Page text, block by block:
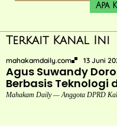
Apa
Terkait Kanal Ini
mahakamdaily.com 13 Juni
Agus Suwandy
Berbasis Teknologi
Mahakam Daily — Anggota DPRD